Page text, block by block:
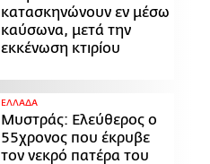
κατασκηνώνουν εν μέσω
καύσωνα, μετά την
εκκένωση κτιρίου
ΕΛΛΑΔΑ
Μυστράς: Ελεύθερος ο
55χρονος που έκρυβε
τον νεκρό πατέρα του